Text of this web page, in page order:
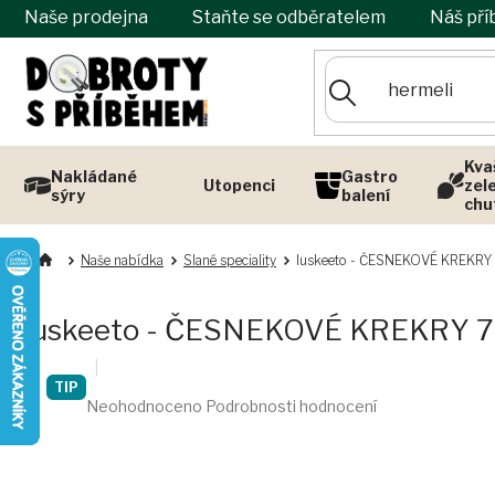
PřejítNaše prodejna Staňte se odběratelem Náš
Nakládané
sýry
Utopenci
Gastro
balení
Naše nabídka Slané speciality luskeeto - ČESNEKOVÉ
luskeeto - ČESNEKOVÉ KREKRY
TIP
hodnocení
Neohodnoceno Podrobnosti hodnocení